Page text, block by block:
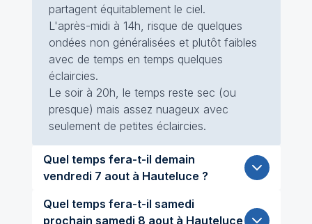
partagent équitablement le ciel.
L'après-midi à 14h, risque de quelques
ondées non généralisées et plutôt faibles
avec de temps en temps quelques
éclaircies.
Le soir à 20h, le temps reste sec (ou
presque) mais assez nuageux avec
seulement de petites éclaircies.
Quel temps fera-t-il demain
vendredi 7 aout à Hauteluce ?
Quel temps fera-t-il samedi
prochain samedi 8 aout à Hauteluce